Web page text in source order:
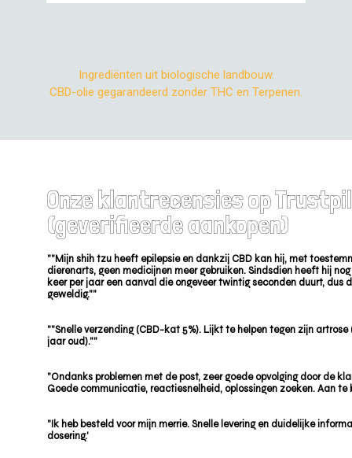
Ingrediënten uit biologische landbouw.
CBD-olie gegarandeerd zonder THC en Terpenen.
Onze klantrecensies op
(geverifieerde aankopen)
""Mijn shih tzu heeft epilepsie en dankzij CBD kan hij, met
dierenarts, geen medicijnen meer gebruiken. Sindsdien heeft hij
keer per jaar een aanval die ongeveer twintig seconden duurt, dus
geweldig.""
""Snelle verzending (CBD-kat 5%). Lijkt te helpen tegen zijn artrose
jaar oud).""
"Ondanks problemen met de post, zeer goede opvolging door de
Goede communicatie, reactiesnelheid, oplossingen zoeken. Aan te
"Ik heb besteld voor mijn merrie. Snelle levering en duidelijke
dosering.'